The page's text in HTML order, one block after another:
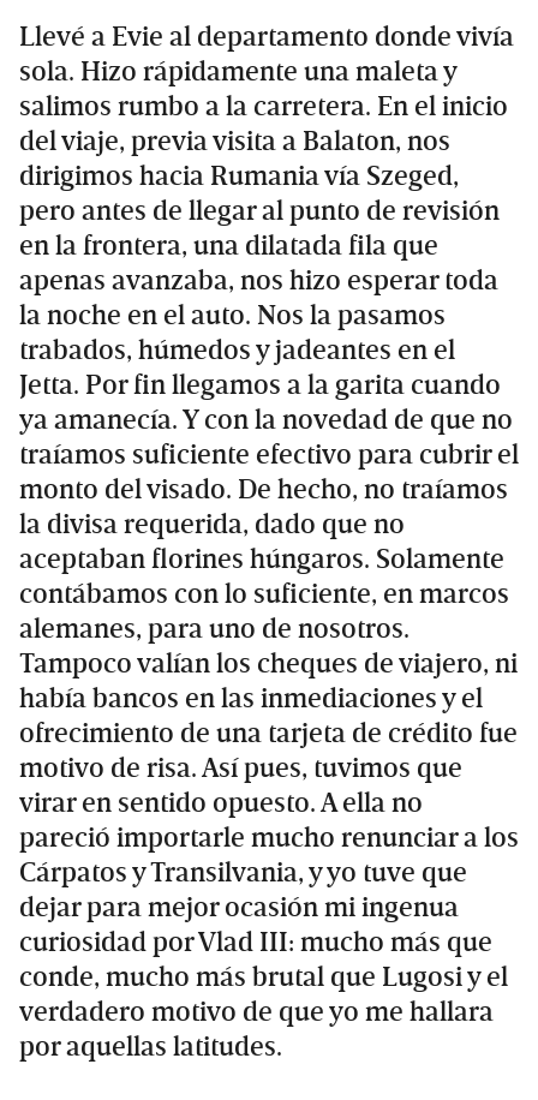
Llevé a Evie al departamento donde vivía
sola. Hizo rápidamente una maleta y
salimos rumbo a la carretera. En el inicio
del viaje, previa visita a Balaton, nos
dirigimos hacia Rumania vía Szeged,
pero antes de llegar al punto de revisión
en la frontera, una dilatada fila que
apenas avanzaba, nos hizo esperar toda
la noche en el auto. Nos la pasamos
trabados, húmedos y jadeantes en el
Jetta. Por fin llegamos a la garita cuando
ya amanecía. Y con la novedad de que no
traíamos suficiente efectivo para cubrir el
monto del visado. De hecho, no traíamos
la divisa requerida, dado que no
aceptaban florines húngaros. Solamente
contábamos con lo suficiente, en marcos
alemanes, para uno de nosotros.
Tampoco valían los cheques de viajero, ni
había bancos en las inmediaciones y el
ofrecimiento de una tarjeta de crédito fue
motivo de risa. Así pues, tuvimos que
virar en sentido opuesto. A ella no
pareció importarle mucho renunciar a los
Cárpatos y Transilvania, y yo tuve que
dejar para mejor ocasión mi ingenua
curiosidad por Vlad III: mucho más que
conde, mucho más brutal que Lugosi y el
verdadero motivo de que yo me hallara
por aquellas latitudes.